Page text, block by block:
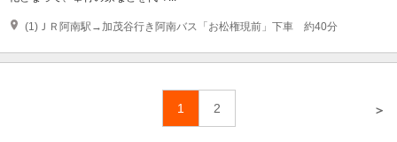
(1)ＪＲ阿南駅→加茂谷行き阿南バス「お松権現前」下車 約40分
1 2 ＞